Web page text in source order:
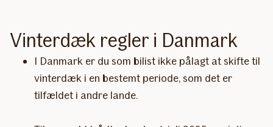
Vinterdæk regler i Danmark
I Danmark er du som bilist ikke pålagt at skifte til
vinterdæk i en bestemt periode, som det er
tilfældet i andre lande.